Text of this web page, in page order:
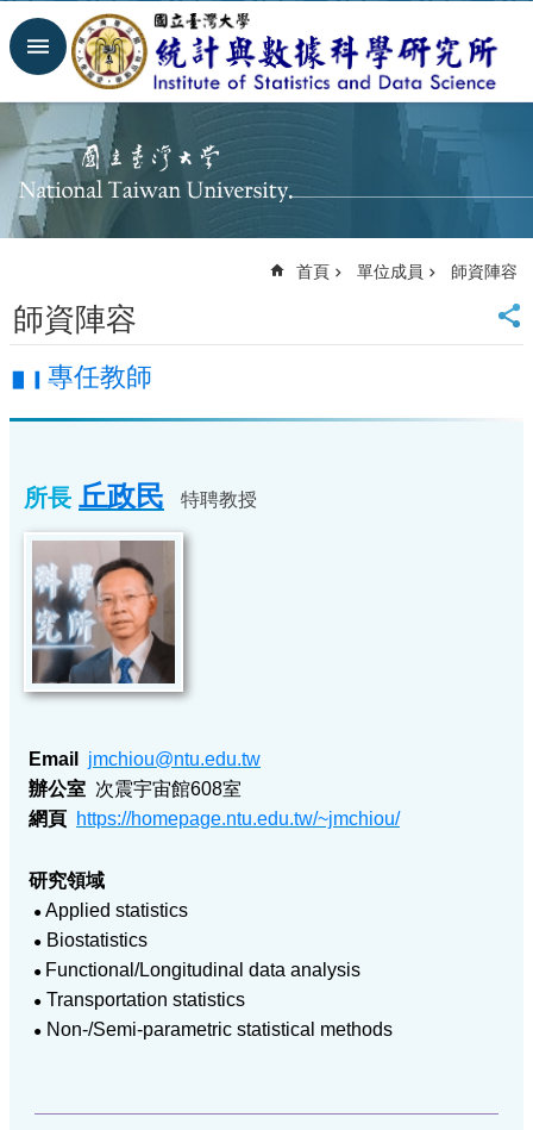
跳到主要內容區塊
進
搜
尋
回
首
頁
頁
學
消
息
認
識
本
所
招
宜
學
務
單
員
首頁 單位成員 師資陣容
師資陣容
專任教師
所長 丘政民 特聘教授
Email jmchiou@ntu.edu.tw
辦公室 次震宇宙館608室
網頁 https://homepage.ntu.edu.tw/~jmchiou/
研究領域
● Applied statistics
● Biostatistics
● Functional/Longitudinal data analysis
● Transportation statistics
● Non-/Semi-parametric statistical methods